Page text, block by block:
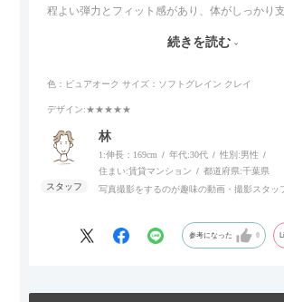
程よい弾力とフィット感があり、体がしっかり
リラックスタイムによさそうでした。回転タイ
す。
続きを読む
色：ピュアオーク サイズ：ソフトグレイン クレイ
デザイン:★★★★★
林
1:伸長：169cm 年代:30代 性別:男性
住まい:賃貸マンション 都道府県:千葉県
写真撮影をするのが趣味の動画・撮影スタッ
参考になった 0